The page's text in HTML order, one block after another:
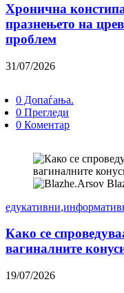
Хронична
празнењето на
проблем
31/07/2026
0 Допаѓања.
0 Прегледи
0 Коментар
едукативни,
Како се
вагиналните
19/07/2026